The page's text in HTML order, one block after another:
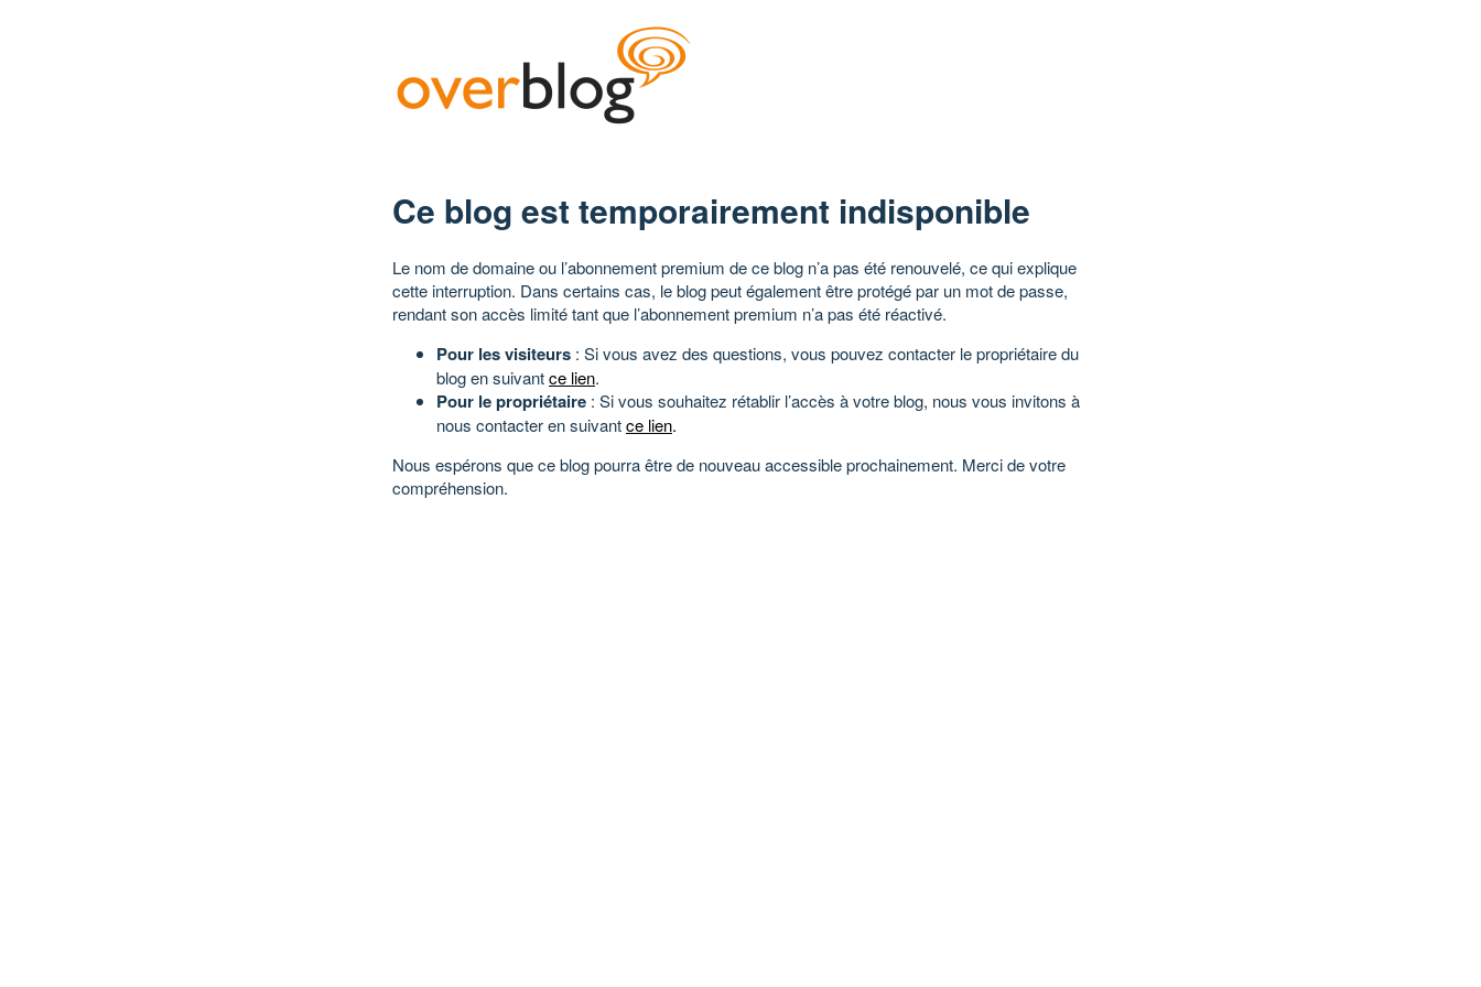
Ce blog est temporairement indisponible
Le nom de domaine ou l’abonnement premium de ce blog n’a pas été renouvelé, ce qui explique
cette interruption. Dans certains cas, le blog peut également être protégé par un mot de passe,
rendant son accès limité tant que l’abonnement premium n’a pas été réactivé.
Pour les visiteurs : Si vous avez des questions, vous pouvez contacter le propriétaire du
blog en suivantce lien.
Pour le propriétaire : Si vous souhaitez rétablir l’accès à votre blog, nous vous invitons à
nous contacter en suivantce lien.
Nous espérons que ce blog pourra être de nouveau accessible prochainement. Merci de votre
compréhension.